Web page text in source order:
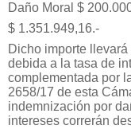
Daño Moral $
$ 1.351.949,16.-
Dicho importe
debida a la tasa de
complementada por
2658/17 de esta
indemnización por
intereses correrán